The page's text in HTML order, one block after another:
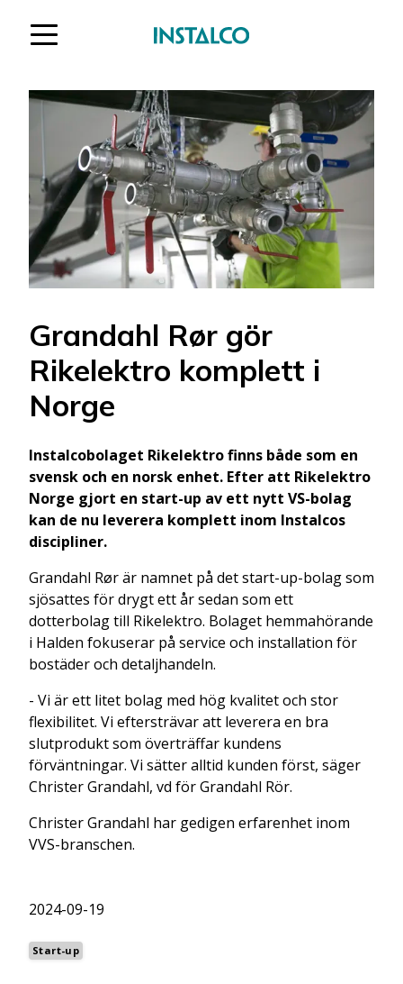
Grandahl Rør gör
Rikelektro komplett i
Norge
Instalcobolaget Rikelektro finns både som en
svensk och en norsk enhet. Efter att Rikelektro
Norge gjort en start-up av ett nytt VS-bolag
kan de nu leverera komplett inom Instalcos
discipliner.
Grandahl Rør är namnet på det start-up-bolag som
sjösattes för drygt ett år sedan som ett
dotterbolag till Rikelektro. Bolaget hemmahörande
i Halden fokuserar på service och installation för
bostäder och detaljhandeln.
- Vi är ett litet bolag med hög kvalitet och stor
flexibilitet. Vi eftersträvar att leverera en bra
slutprodukt som överträffar kundens
förväntningar. Vi sätter alltid kunden först, säger
Christer Grandahl, vd för Grandahl Rör.
Christer Grandahl har gedigen erfarenhet inom
VVS-branschen.
2024-09-19
Start-up